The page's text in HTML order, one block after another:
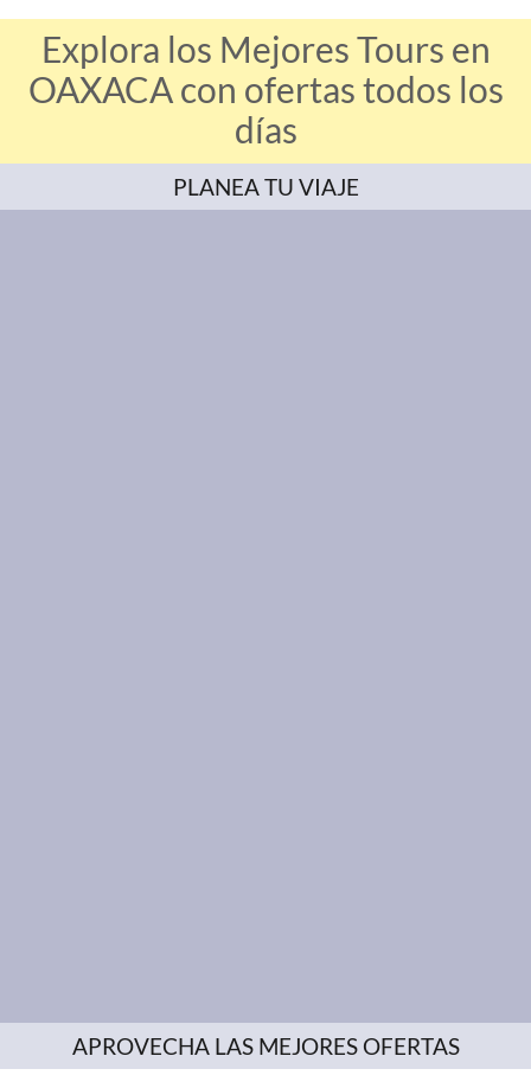
Explora los Mejores Tours en
OAXACA con ofertas todos los
días
PLANEA TU VIAJE
APROVECHA LAS MEJORES OFERTAS